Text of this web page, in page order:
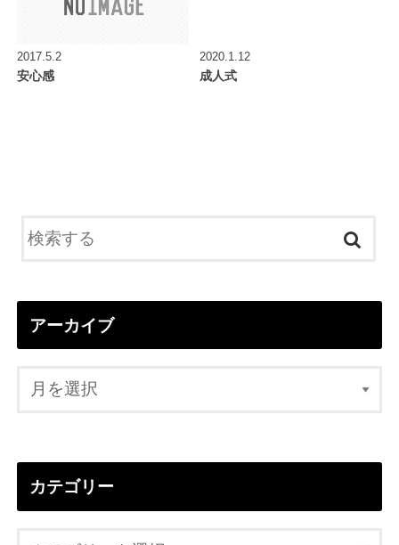
2017.5.2
安心感
2020.1.12
成人式
アーカイブ
カテゴリー